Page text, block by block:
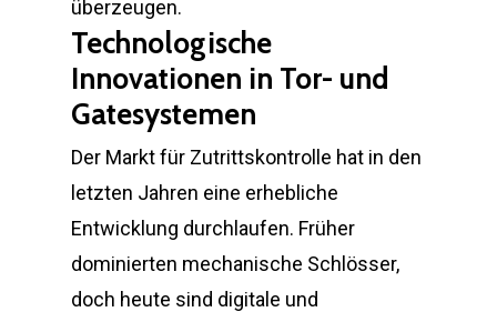
überzeugen.
Technologische
Innovationen in Tor- und
Gatesystemen
Der Markt für Zutrittskontrolle hat in den
letzten Jahren eine erhebliche
Entwicklung durchlaufen. Früher
dominierten mechanische Schlösser,
doch heute sind digitale und